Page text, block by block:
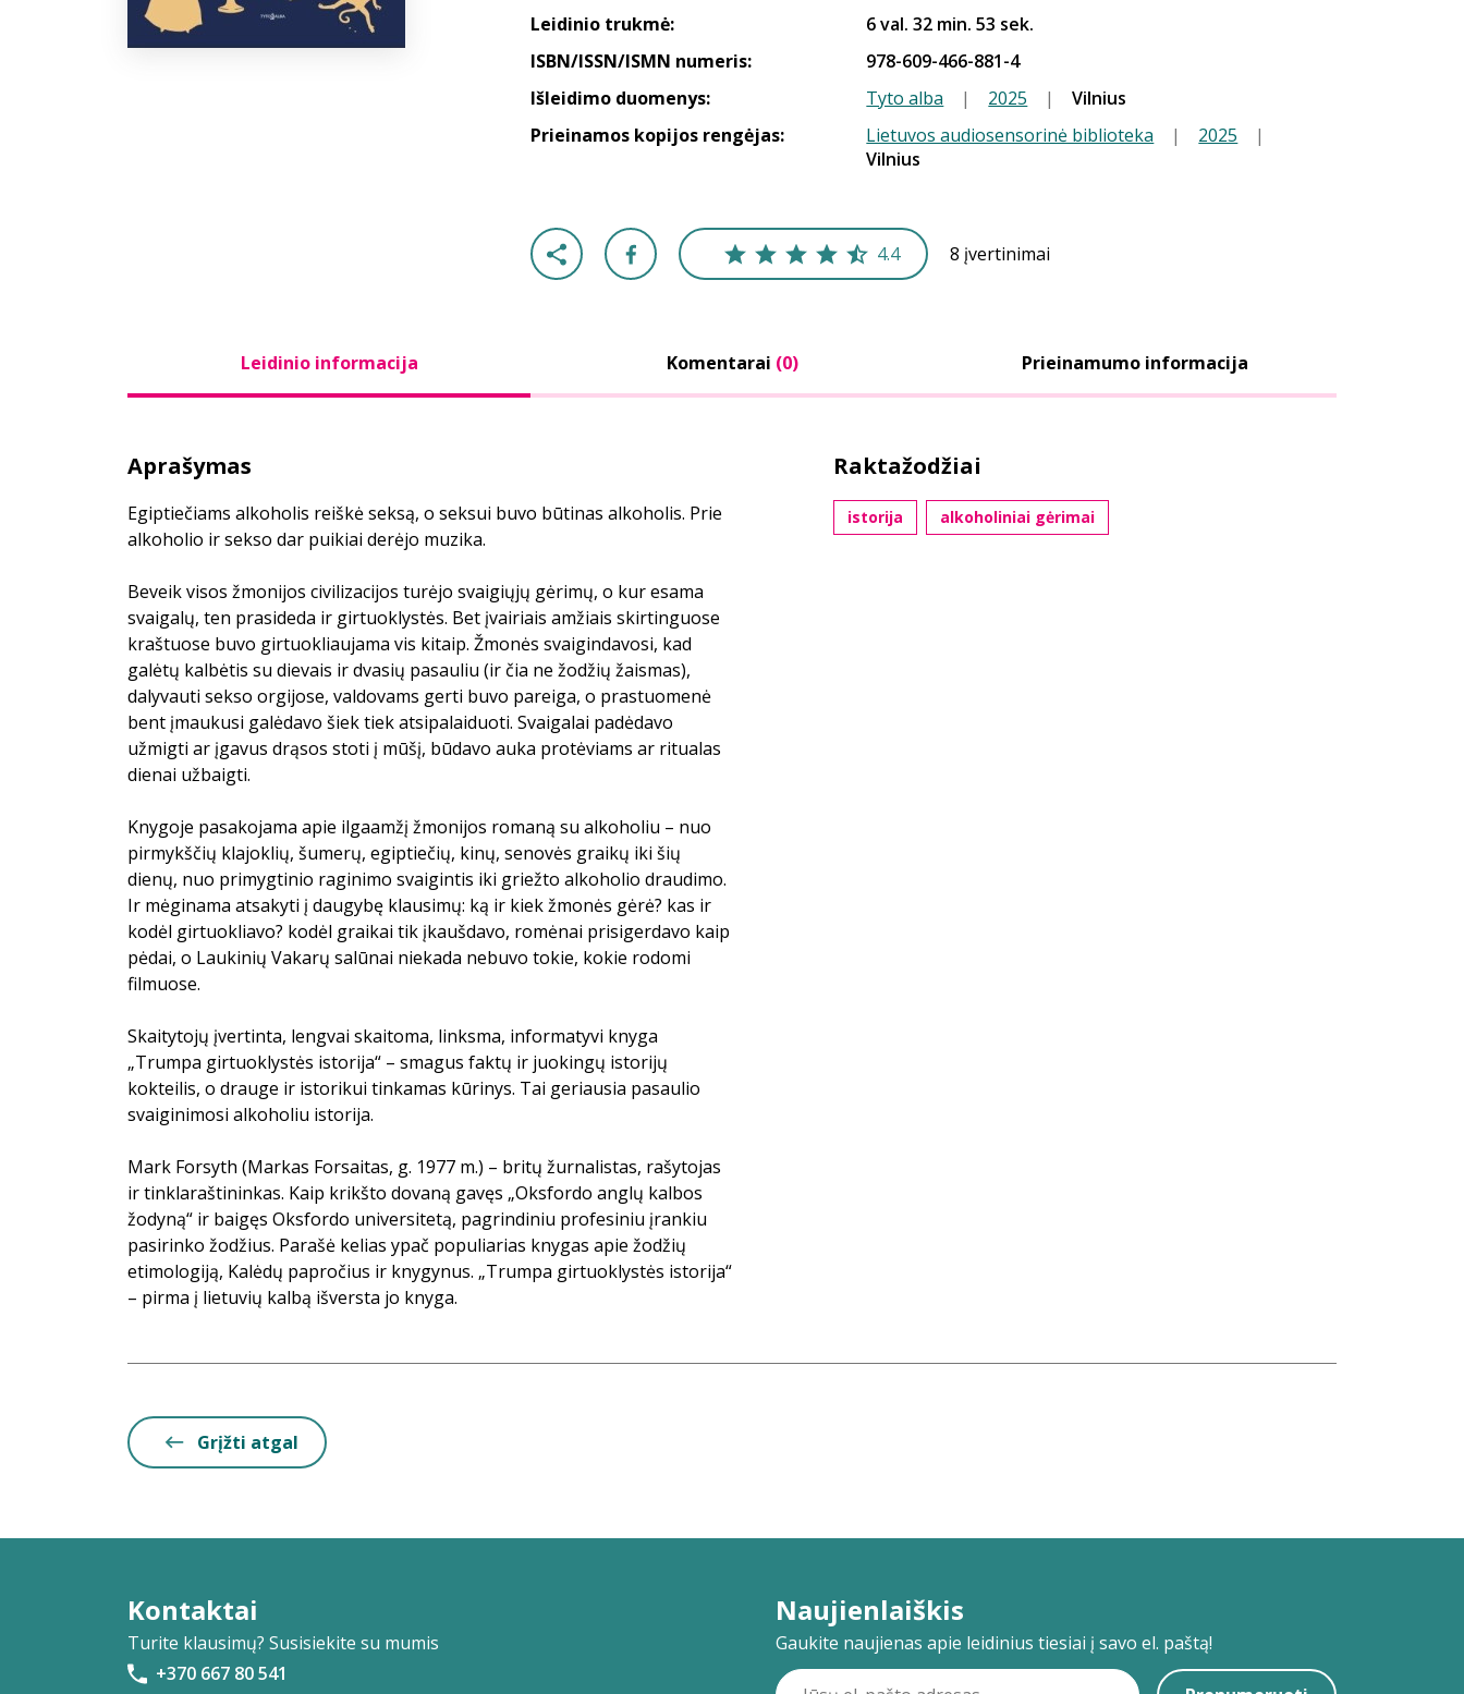
Leidinio trukmė:
6 val. 32 min. 53 sek.
ISBN/ISSN/ISMN numeris:
978-609-466-881-4
Išleidimo duomenys:
Tyto alba | 2025 |
Vilnius
Prieinamos kopijos rengėjas:
Lietuvos audiosensorinė biblioteka | 2025
|
Vilnius
4.4 8 įvertinimai
Leidinio informacija Komentarai (0) Prieinamumo informacija
Aprašymas
Egiptiečiams alkoholis reiškė seksą, o seksui buvo būtinas alkoholis. Prie
alkoholio ir sekso dar puikiai derėjo muzika.
Beveik visos žmonijos civilizacijos turėjo svaigiųjų gėrimų, o kur esama
svaigalų, ten prasideda ir girtuoklystės. Bet įvairiais amžiais skirtinguose
kraštuose buvo girtuokliaujama vis kitaip. Žmonės svaigindavosi, kad
galėtų kalbėtis su dievais ir dvasių pasauliu (ir čia ne žodžių žaismas),
dalyvauti sekso orgijose, valdovams gerti buvo pareiga, o prastuomenė
bent įmaukusi galėdavo šiek tiek atsipalaiduoti. Svaigalai padėdavo
užmigti ar įgavus drąsos stoti į mūšį, būdavo auka protėviams ar ritualas
dienai užbaigti.
Knygoje pasakojama apie ilgaamžį žmonijos romaną su alkoholiu – nuo
pirmykščių klajoklių, šumerų, egiptiečių, kinų, senovės graikų iki šių
dienų, nuo primygtinio raginimo svaigintis iki griežto alkoholio draudimo.
Ir mėginama atsakyti į daugybę klausimų: ką ir kiek žmonės gėrė? kas ir
kodėl girtuokliavo? kodėl graikai tik įkaušdavo, romėnai prisigerdavo kaip
pėdai, o Laukinių Vakarų salūnai niekada nebuvo tokie, kokie rodomi
filmuose.
Skaitytojų įvertinta, lengvai skaitoma, linksma, informatyvi knyga
„Trumpa girtuoklystės istorija“ – smagus faktų ir juokingų istorijų
kokteilis, o drauge ir istorikui tinkamas kūrinys. Tai geriausia pasaulio
svaiginimosi alkoholiu istorija.
Mark Forsyth (Markas Forsaitas, g. 1977 m.) – britų žurnalistas, rašytojas
ir tinklaraštininkas. Kaip krikšto dovaną gavęs „Oksfordo anglų kalbos
žodyną“ ir baigęs Oksfordo universitetą, pagrindiniu profesiniu įrankiu
pasirinko žodžius. Parašė kelias ypač populiarias knygas apie žodžių
etimologiją, Kalėdų papročius ir knygynus. „Trumpa girtuoklystės istorija“
– pirma į lietuvių kalbą išversta jo knyga.
Raktažodžiai
istorija alkoholiniai gėrimai
Grįžti atgal
Kontaktai
Turite klausimų? Susisiekite su mumis
+370 667 80 541
Naujienlaiškis
Gaukite naujienas apie leidinius tiesiai į savo el. paštą!